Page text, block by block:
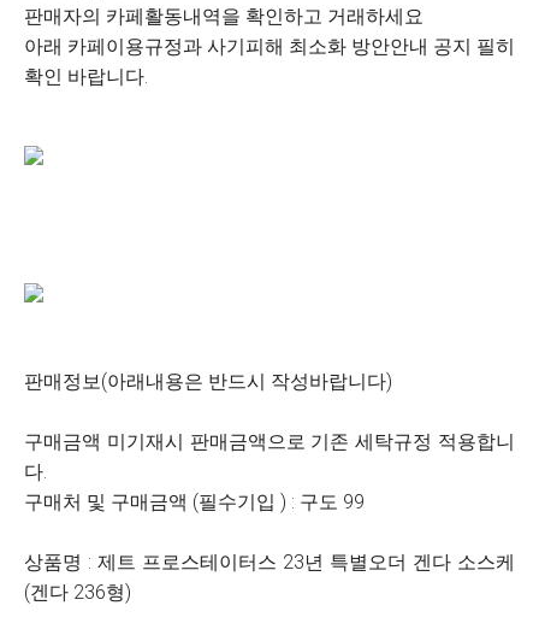
판매자의 카페활동내역을 확인하고 거래하세요
아래 카페이용규정과 사기피해 최소화 방안안내 공지 필히
확인 바랍니다.
판매정보(아래내용은 반드시 작성바랍니다)
구매금액 미기재시 판매금액으로 기존 세탁규정 적용합니
다.
구매처 및 구매금액 (필수기입 ) : 구도 99
상품명 : 제트 프로스테이터스 23년 특별오더 겐다 소스케
(겐다 236형)